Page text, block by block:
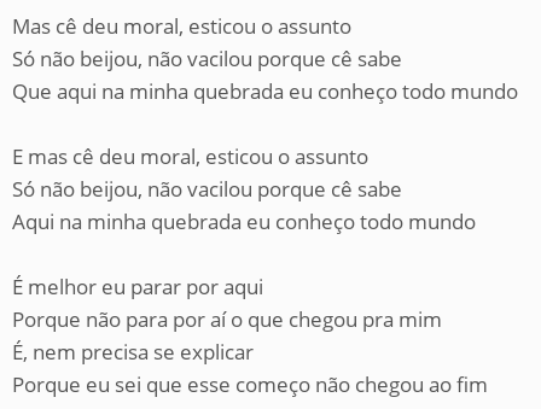
Mas cê deu moral, esticou o assunto
Só não beijou, não vacilou porque cê sabe
Que aqui na minha quebrada eu conheço todo mundo
E mas cê deu moral, esticou o assunto
Só não beijou, não vacilou porque cê sabe
Aqui na minha quebrada eu conheço todo mundo
É melhor eu parar por aqui
Porque não para por aí o que chegou pra mim
É, nem precisa se explicar
Porque eu sei que esse começo não chegou ao fim